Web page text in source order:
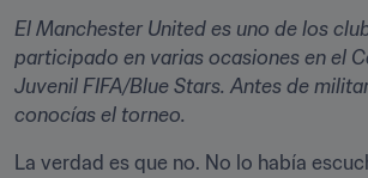
El Manchester United es uno de los
participado en varias ocasiones en el
Juvenil FIFA/Blue Stars. Antes de
conocías el torneo.
La verdad es que no. No lo había